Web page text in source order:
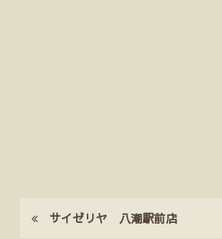
サイゼリヤ 八潮駅前店